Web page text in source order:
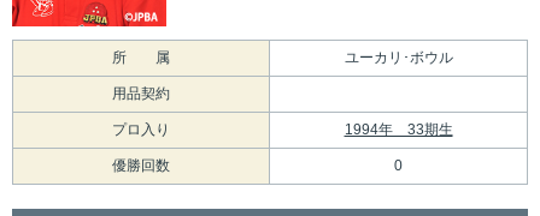
所 属 ユーカリ･ボウル
用品契約
プロ入り 1994年 33期生
優勝回数 0